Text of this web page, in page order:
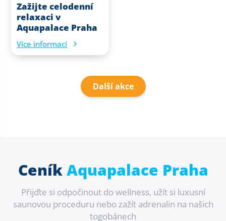
Zažijte celodenní
relaxaci v
Aquapalace Praha
Více informací
Další akce
CeníkAquapalace Praha
Přijďte si odpočinout do wellness, užít si luxusní
saunovou proceduru nebo zažít adrenalin na našich
togobánech